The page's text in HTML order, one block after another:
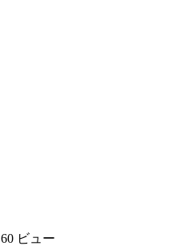
60 ビュー